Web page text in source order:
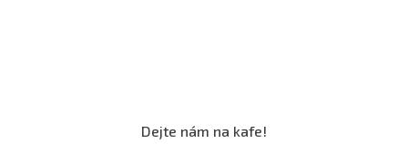
Dejte nám na kafe!